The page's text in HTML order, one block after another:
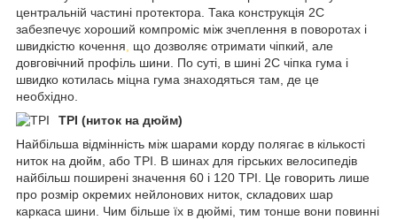
центральній частині протектора. Така конструкція 2C
забезпечує хороший компроміс між зчеплення в поворотах і
швидкістю кочення, що дозволяє отримати чіпкий, але
довговічний профіль шини. По суті, в шині 2C чіпка гума і
швидко котилась міцна гума знаходяться там, де це
необхідно.
TPI (ниток на дюйм)
Найбільша відмінність між шарами корду полягає в кількості
ниток на дюйм, або TPI. В шинах для гірських велосипедів
найбільш поширені значення 60 і 120 TPI. Це говорить лише
про розмір окремих нейлонових ниток, складових шар
каркаса шини. Чим більше їх в дюймі, тим тонше вони повинні